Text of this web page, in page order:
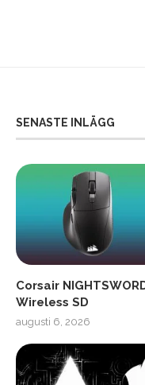
SENASTE INLÄGG
Corsair
Wireless SD
augusti 6, 2026